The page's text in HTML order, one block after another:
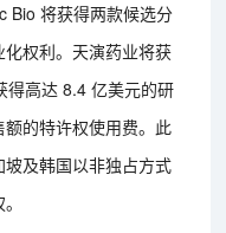
Bio 将获得两款候选分
权利。天演药业将获
得高达 8.4 亿美元的研
的特许权使用费。此
及韩国以非独占方式